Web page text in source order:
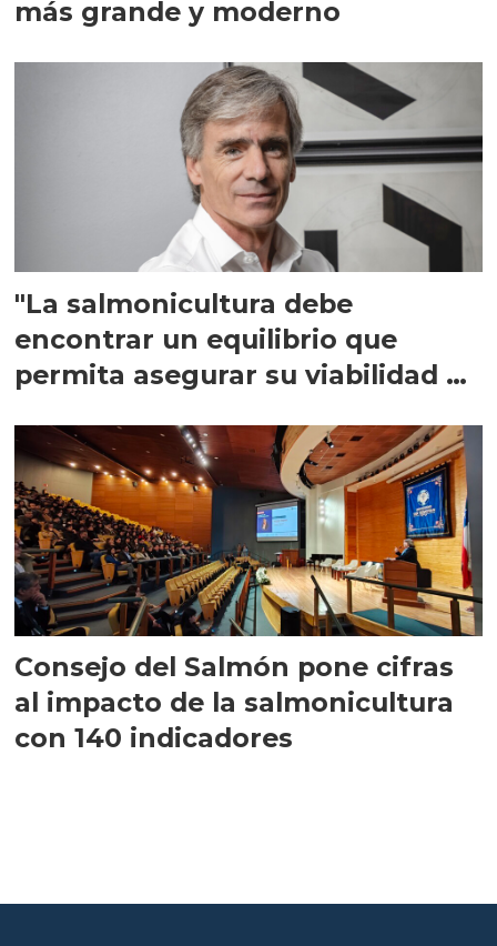
más grande y moderno
"La salmonicultura debe
encontrar un equilibrio que
permita asegurar su viabilidad de
Consejo del Salmón pone cifras
al impacto de la salmonicultura
con 140 indicadores